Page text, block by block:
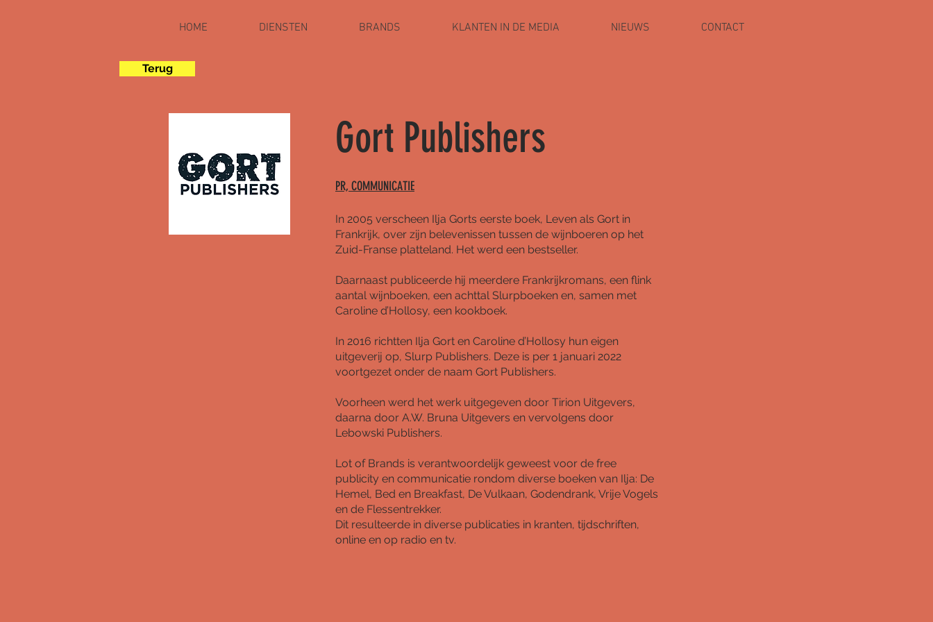
HOME DIENSTEN BRANDS KLANTEN IN DE MEDIA NIEUWS CONTACT
Terug
Gort Publishers
PR, COMMUNICATIE
In 2005 verscheen Ilja Gorts eerste boek, Leven als Gort in
Frankrijk, over zijn belevenissen tussen de wijnboeren op het
Zuid-Franse platteland. Het werd een bestseller.
Daarnaast publiceerde hij meerdere Frankrijkromans, een flink
aantal wijnboeken, een achttal Slurpboeken en, samen met
Caroline d’Hollosy, een kookboek.
In 2016 richtten Ilja Gort en Caroline d’Hollosy hun eigen
uitgeverij op, Slurp Publishers. Deze is per 1 januari 2022
voortgezet onder de naam Gort Publishers.
Voorheen werd het werk uitgegeven door Tirion Uitgevers,
daarna door A.W. Bruna Uitgevers en vervolgens door
Lebowski Publishers.
Lot of Brands is verantwoordelijk geweest voor de free
publicity en communicatie rondom diverse boeken van Ilja: De
Hemel, Bed en Breakfast, De Vulkaan, Godendrank, Vrije Vogels
en de Flessentrekker.
Dit resulteerde in diverse publicaties in kranten, tijdschriften,
online en op radio en tv.